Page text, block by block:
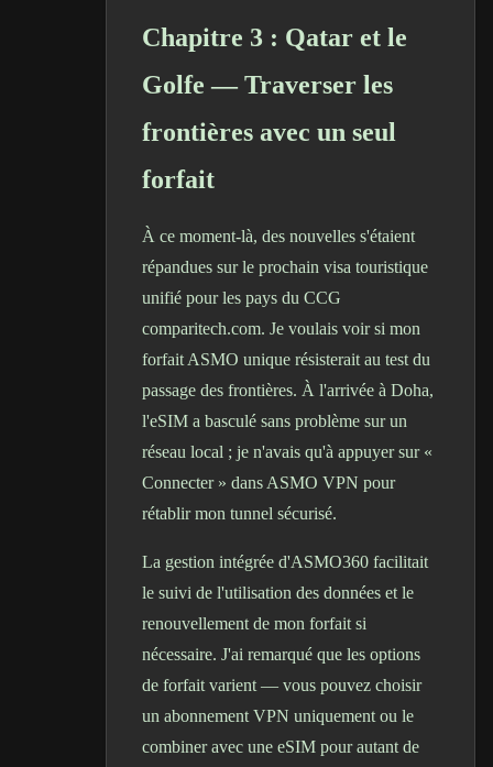
Chapitre 3 : Qatar et le
Golfe — Traverser les
frontières avec un seul
forfait
À ce moment-là, des nouvelles s'étaient
répandues sur le prochain visa touristique
unifié pour les pays du CCG
comparitech.com. Je voulais voir si mon
forfait ASMO unique résisterait au test du
passage des frontières. À l'arrivée à Doha,
l'eSIM a basculé sans problème sur un
réseau local ; je n'avais qu'à appuyer sur «
Connecter » dans ASMO VPN pour
rétablir mon tunnel sécurisé.
La gestion intégrée d'ASMO360 facilitait
le suivi de l'utilisation des données et le
renouvellement de mon forfait si
nécessaire. J'ai remarqué que les options
de forfait varient — vous pouvez choisir
un abonnement VPN uniquement ou le
combiner avec une eSIM pour autant de